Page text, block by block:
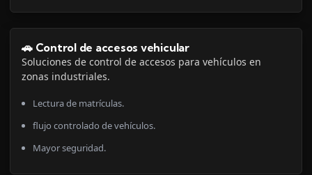
🚗 Control de accesos vehicular
Soluciones de control de accesos para vehículos en
zonas industriales.
Lectura de matrículas.
flujo controlado de vehículos.
Mayor seguridad.